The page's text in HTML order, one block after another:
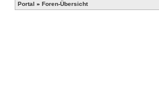
Portal » Foren-Übersicht